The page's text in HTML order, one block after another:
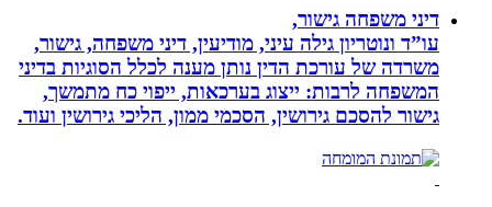
דיני משפחה גישור,
עו”ד ונוטריון גילה עיני, מודיעין, דיני משפחה, גישור,
משרדה של עורכת הדין נותן מענה לכלל הסוגיות בדיני
המשפחה לרבות: ייצוג בערכאות, ייפוי כח מתמשך,
גישור להסכם גירושין, הסכמי ממון, הליכי גירושין ועוד.